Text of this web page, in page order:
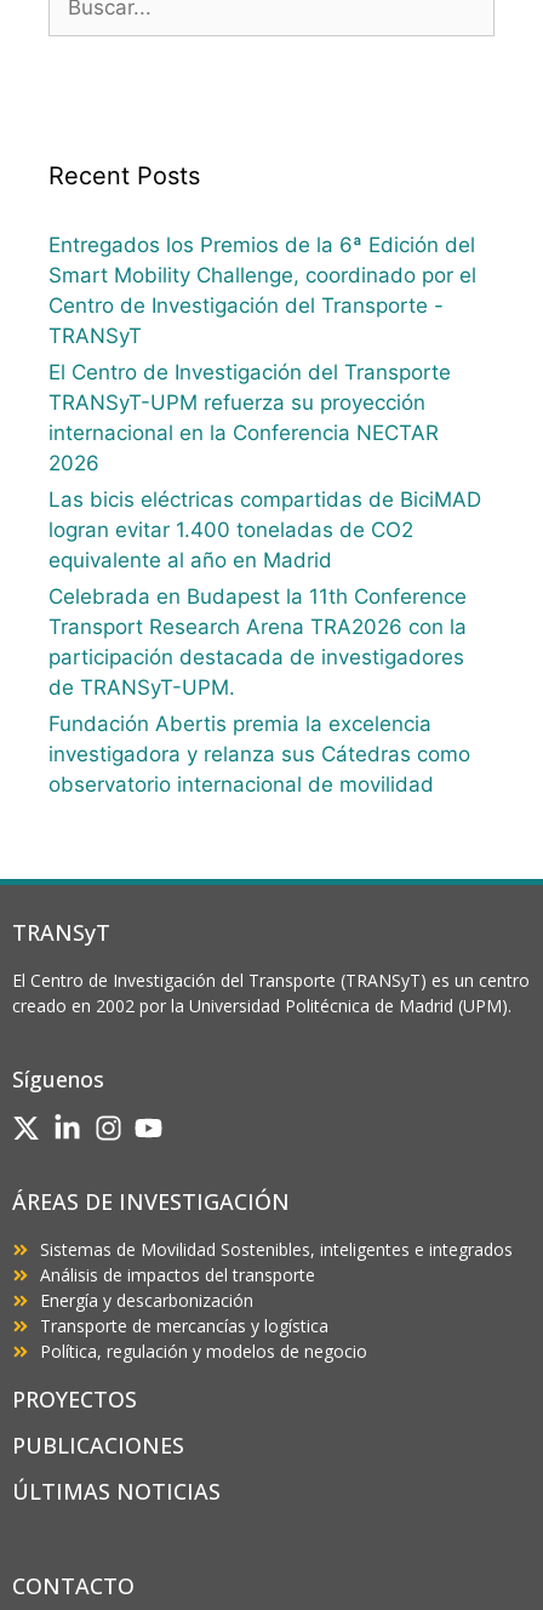
Recent Posts
Entregados los Premios de la 6ª Edición del
Smart Mobility Challenge, coordinado por el
Centro de Investigación del Transporte -
TRANSyT
El Centro de Investigación del Transporte
TRANSyT-UPM refuerza su proyección
internacional en la Conferencia NECTAR
2026
Las bicis eléctricas compartidas de BiciMAD
logran evitar 1.400 toneladas de CO2
equivalente al año en Madrid
Celebrada en Budapest la 11th Conference
Transport Research Arena TRA2026 con la
participación destacada de investigadores
de TRANSyT-UPM.
Fundación Abertis premia la excelencia
investigadora y relanza sus Cátedras como
observatorio internacional de movilidad
TRANSyT
El Centro de Investigación del Transporte (TRANSyT) es un centro
creado en 2002 por la Universidad Politécnica de Madrid (UPM).
Síguenos
ÁREAS DE INVESTIGACIÓN
Sistemas de Movilidad Sostenibles, inteligentes e integrados
Análisis de impactos del transporte
Energía y descarbonización
Transporte de mercancías y logística
Política, regulación y modelos de negocio
PROYECTOS
PUBLICACIONES
ÚLTIMAS NOTICIAS
CONTACTO